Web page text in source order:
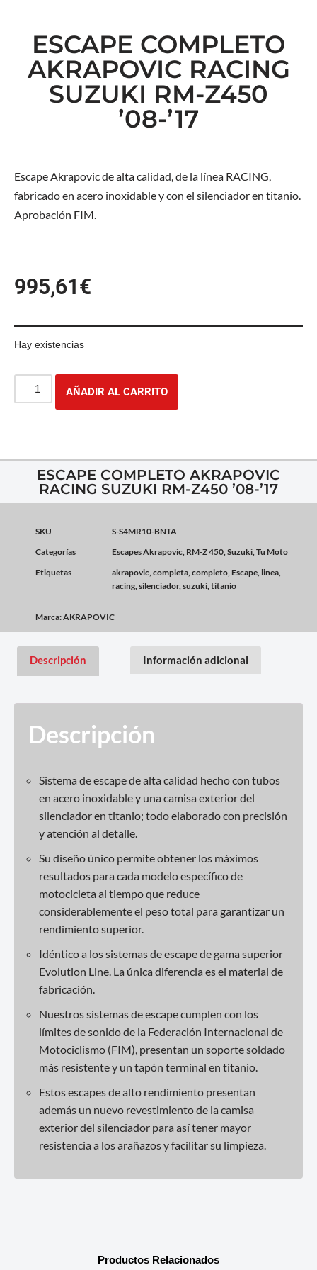
ESCAPE COMPLETO
AKRAPOVIC RACING
SUZUKI RM-Z450
’08-’17
Escape Akrapovic de alta calidad, de la línea RACING,
fabricado en acero inoxidable y con el silenciador en titanio.
Aprobación FIM.
995,61€
Hay existencias
AÑADIR AL CARRITO
ESCAPE COMPLETO AKRAPOVIC
RACING SUZUKI RM-Z450 ’08-’17
SKU
S-S4MR10-BNTA
Categorías
Escapes Akrapovic, RM-Z 450,Suzuki,Tu Moto
Etiquetas
akrapovic,completa,completo, Escape, linea,
racing,silenciador,suzuki,titanio
Marca:AKRAPOVIC
Descripción Información adicional
Descripción
Sistema de escape de alta calidad hecho con tubos
en acero inoxidable y una camisa exterior del
silenciador en titanio; todo elaborado con precisión
y atención al detalle.
Su diseño único permite obtener los máximos
resultados para cada modelo específico de
motocicleta al tiempo que reduce
considerablemente el peso total para garantizar un
rendimiento superior.
Idéntico a los sistemas de escape de gama superior
Evolution Line. La única diferencia es el material de
fabricación.
Nuestros sistemas de escape cumplen con los
límites de sonido de la Federación Internacional de
Motociclismo (FIM), presentan un soporte soldado
más resistente y un tapón terminal en titanio.
Estos escapes de alto rendimiento presentan
además un nuevo revestimiento de la camisa
exterior del silenciador para así tener mayor
resistencia a los arañazos y facilitar su limpieza.
Productos Relacionados